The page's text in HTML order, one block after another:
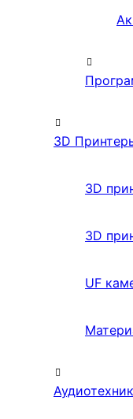
3D
3D
3D
UF